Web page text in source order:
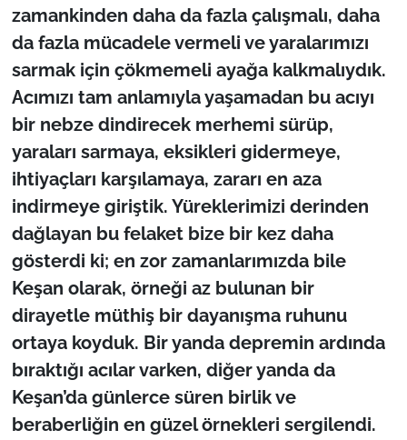
zamankinden daha da fazla çalışmalı, daha
da fazla mücadele vermeli ve yaralarımızı
sarmak için çökmemeli ayağa kalkmalıydık.
Acımızı tam anlamıyla yaşamadan bu acıyı
bir nebze dindirecek merhemi sürüp,
yaraları sarmaya, eksikleri gidermeye,
ihtiyaçları karşılamaya, zararı en aza
indirmeye giriştik. Yüreklerimizi derinden
dağlayan bu felaket bize bir kez daha
gösterdi ki; en zor zamanlarımızda bile
Keşan olarak, örneği az bulunan bir
dirayetle müthiş bir dayanışma ruhunu
ortaya koyduk. Bir yanda depremin ardında
bıraktığı acılar varken, diğer yanda da
Keşan’da günlerce süren birlik ve
beraberliğin en güzel örnekleri sergilendi.
Genel-A
Gündem-Eğitim